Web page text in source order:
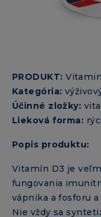
PRODUKT:
Kategória:
Účinné zložky:
Lieková forma:
Popis produktu:
Vitamín D3 je
fungovania
vápnika a fosforu
Nie vždy sa